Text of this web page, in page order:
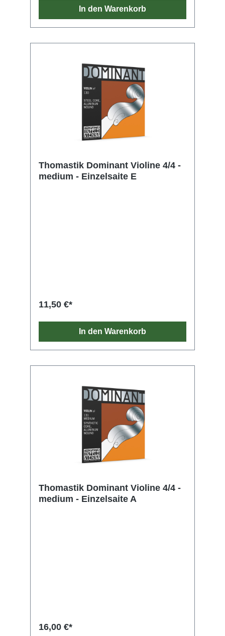
In den Warenkorb
Thomastik Dominant Violine 4/4 -
medium - Einzelsaite E
11,50 €*
In den Warenkorb
Thomastik Dominant Violine 4/4 -
medium - Einzelsaite A
16,00 €*